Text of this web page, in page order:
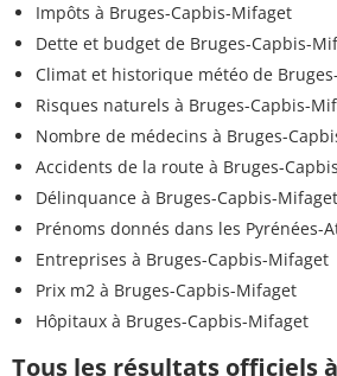
Impôts à Bruges-Capbis-Mifaget
Dette et budget de Bruges-Capbis-
Climat et historique météo de
Risques naturels à Bruges-Capbis-
Nombre de médecins à Bruges-
Accidents de la route à Bruges-
Délinquance à Bruges-Capbis-Mifaget
Prénoms donnés dans les Pyrénées-
Entreprises à Bruges-Capbis-Mifaget
Prix m2 à Bruges-Capbis-Mifaget
Hôpitaux à Bruges-Capbis-Mifaget
Tous les résultats officiels